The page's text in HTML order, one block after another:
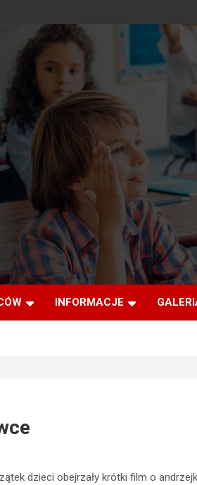
INFORMACJE
dzieci obejrzały krótki film o